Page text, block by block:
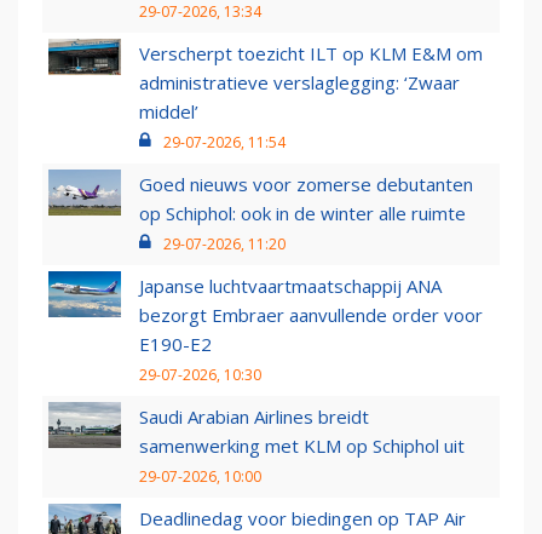
29-07-2026, 13:34
Verscherpt toezicht ILT op KLM E&M om
administratieve verslaglegging: ‘Zwaar
middel’
29-07-2026, 11:54
Goed nieuws voor zomerse debutanten
op Schiphol: ook in de winter alle ruimte
29-07-2026, 11:20
Japanse luchtvaartmaatschappij ANA
bezorgt Embraer aanvullende order voor
E190-E2
29-07-2026, 10:30
Saudi Arabian Airlines breidt
samenwerking met KLM op Schiphol uit
29-07-2026, 10:00
Deadlinedag voor biedingen op TAP Air